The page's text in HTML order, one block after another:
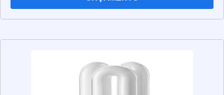
significa que não há risco de queimaduras. Elas também
frágeis. As lâmpadas de LED são versáteis e podem ser
cozinhas. Elas também são mais econômicas, pois
consomem menos energia e duram mais. Além disso,